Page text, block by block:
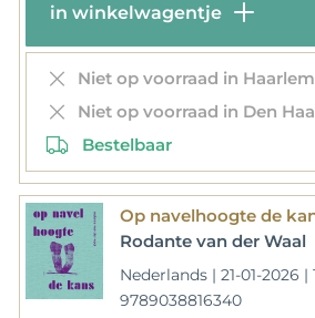
in winkelwagentje
Niet op voorraad in Haarlem
Niet op voorraad in Den
Bestelbaar
Op navelhoogte de
Rodante van der Waal
Nederlands | 21-01-2026
9789038816340